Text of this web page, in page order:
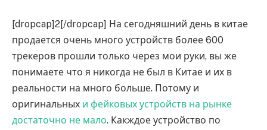
[dropcap]2[/dropcap] На сегодняшний день в китае
продается очень много устройств более 600
трекеров прошли только через мои руки, вы же
понимаете что я никогда не был в Китае и их в
реальности на много больше. Потому и
оригинальных и фейковых устройств на рынке
достаточно не мало. Какждое устройство по